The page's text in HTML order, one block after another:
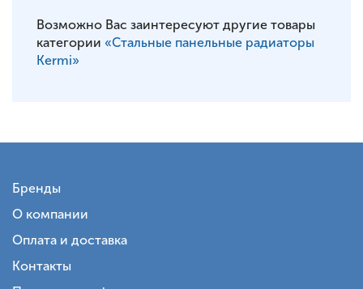
Возможно Вас заинтересуют другие товары
категории «Стальные панельные радиаторы
Kermi»
Бренды
О компании
Оплата и доставка
Контакты